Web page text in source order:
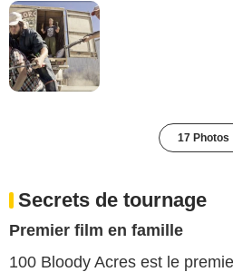
17 Photos
Secrets de tournage
Premier film en famille
100 Bloody Acres est le